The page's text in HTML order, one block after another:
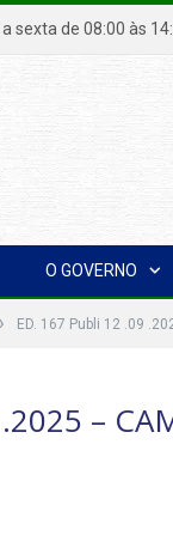
a sexta de 08:00
O GOVERNO
ED. 167 Publi 12 .09
–